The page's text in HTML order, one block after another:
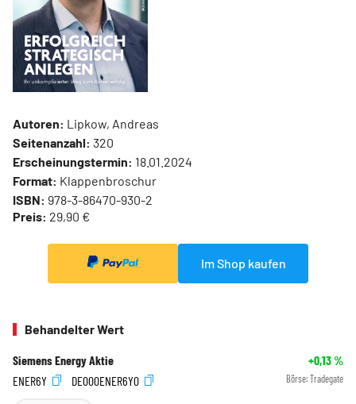
Autoren: Lipkow, Andreas
Seitenanzahl: 320
Erscheinungstermin: 18.01.2024
Format: Klappenbroschur
ISBN: 978-3-86470-930-2
Preis: 29,90 €
Im Shop kaufen
Behandelter Wert
Siemens Energy Aktie +0,13%
ENER6Y
DE000ENER6Y0 Börse: Tradegate